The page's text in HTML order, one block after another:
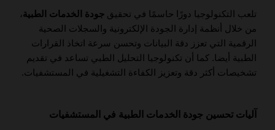
تلعب التكنولوجيا دورًا حاسمًا في تحقيق جودة الخدمات الطبية،
من خلال أنظمة إدارة الجودة الإلكترونية والسجلات الصحية
الرقمية التي تعزز دقة البيانات وتحسن سرعة اتخاذ القرارات
الطبية أيضا. كما أن تكنولوجيا التحليل الطبي تساعد في تقديم
تشخيصات أكثر دقة وتعزيز الكفاءة التشغيلية في المستشفيات.
آليات تحسين جودة الخدمات الطبية في المستشفيات